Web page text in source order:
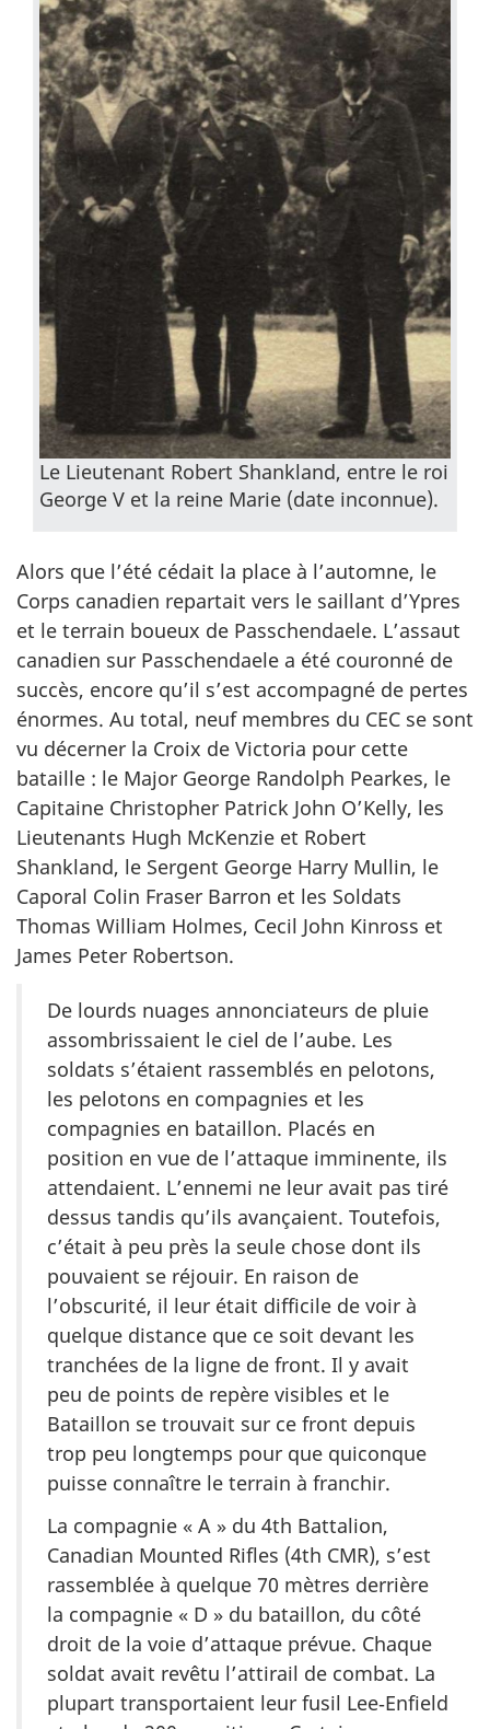
Le Lieutenant Robert Shankland, entre le roi
George V et la reine Marie (date inconnue).
Alors que l’été cédait la place à l’automne, le
Corps canadien repartait vers le saillant d’Ypres
et le terrain boueux de Passchendaele. L’assaut
canadien sur Passchendaele a été couronné de
succès, encore qu’il s’est accompagné de pertes
énormes. Au total, neuf membres du CEC se sont
vu décerner la Croix de Victoria pour cette
bataille : le Major George Randolph Pearkes, le
Capitaine Christopher Patrick John O’Kelly, les
Lieutenants Hugh McKenzie et Robert
Shankland, le Sergent George Harry Mullin, le
Caporal Colin Fraser Barron et les Soldats
Thomas William Holmes, Cecil John Kinross et
James Peter Robertson.
De lourds nuages annonciateurs de pluie
assombrissaient le ciel de l’aube. Les
soldats s’étaient rassemblés en pelotons,
les pelotons en compagnies et les
compagnies en bataillon. Placés en
position en vue de l’attaque imminente, ils
attendaient. L’ennemi ne leur avait pas tiré
dessus tandis qu’ils avançaient. Toutefois,
c’était à peu près la seule chose dont ils
pouvaient se réjouir. En raison de
l’obscurité, il leur était difficile de voir à
quelque distance que ce soit devant les
tranchées de la ligne de front. Il y avait
peu de points de repère visibles et le
Bataillon se trouvait sur ce front depuis
trop peu longtemps pour que quiconque
puisse connaître le terrain à franchir.
La compagnie « A » du 4th Battalion,
Canadian Mounted Rifles (4th CMR), s’est
rassemblée à quelque 70 mètres derrière
la compagnie « D » du bataillon, du côté
droit de la voie d’attaque prévue. Chaque
soldat avait revêtu l’attirail de combat. La
plupart transportaient leur fusil Lee‑Enfield